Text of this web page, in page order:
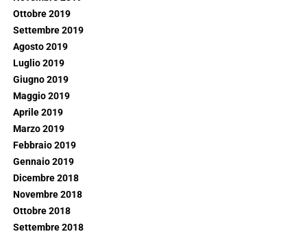
Ottobre 2019
Settembre 2019
Agosto 2019
Luglio 2019
Giugno 2019
Maggio 2019
Aprile 2019
Marzo 2019
Febbraio 2019
Gennaio 2019
Dicembre 2018
Novembre 2018
Ottobre 2018
Settembre 2018